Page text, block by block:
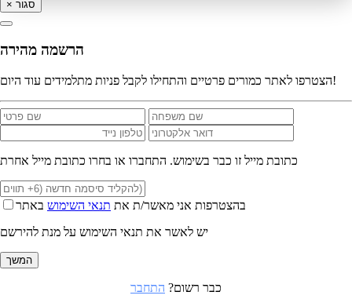
× סגור
הרשמה מהירה
הצטרפו לאתר כמורים פרטיים והתחילו לקבל פניות מתלמידים עוד היום!
כתובת מייל זו כבר בשימוש. התחברו או בחרו כתובת מייל אחרת
בהצטרפות אני מאשר/ת את תנאי השימוש באתר
יש לאשר את תנאי השימוש על מנת להירשם
המשך
כבר רשום? התחבר